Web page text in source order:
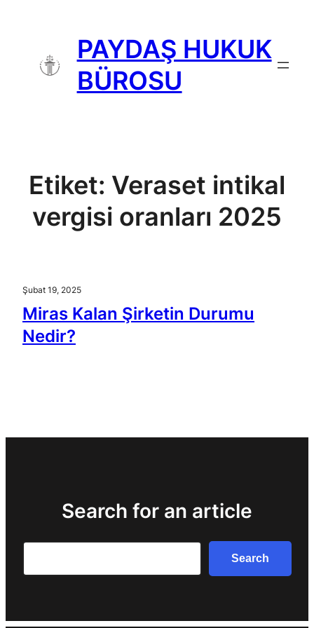
PAYDAŞ HUKUK
BÜROSU
Etiket: Veraset intikal
vergisi oranları 2025
Şubat 19, 2025
Miras Kalan Şirketin Durumu
Nedir?
Search for an article
Search